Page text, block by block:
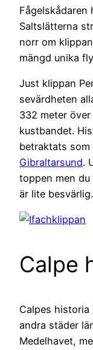
Fågelskådaren
Saltslätterna
norr om
mängd unika
Just klippan
sevärdheten
332 meter
kustbandet.
betraktats
Gibraltarsund.
toppen men
är lite besvärlig.
Calpe
Calpes
andra städer
Medelhavet,